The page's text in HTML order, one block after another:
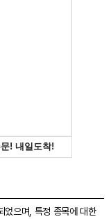
었으며, 특정 종목에 대한